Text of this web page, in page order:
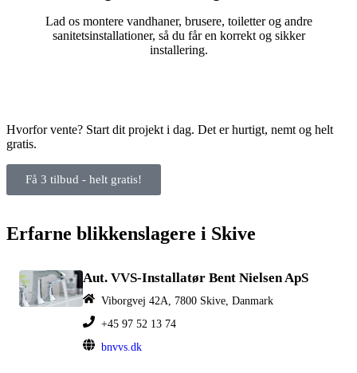
Lad os montere vandhaner, brusere, toiletter og andre
sanitetsinstallationer, så du får en korrekt og sikker
installering.
Hvorfor vente? Start dit projekt i dag. Det er hurtigt, nemt og helt
gratis.
Få 3 tilbud - helt gratis!
Erfarne blikkenslagere i Skive
Aut. VVS-Installatør Bent Nielsen ApS
Viborgvej 42A, 7800 Skive, Danmark
+45 97 52 13 74
bnvvs.dk